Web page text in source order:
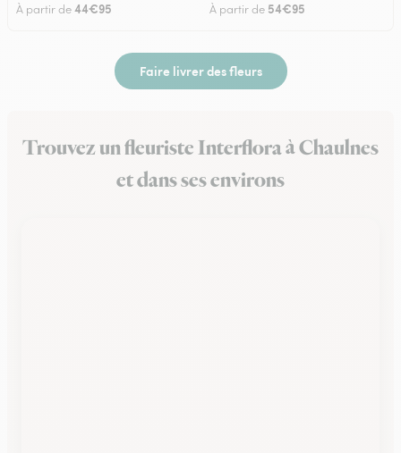
À partir de44€95 À partir de 54€95
Faire livrer des fleurs
Trouvez un fleuriste Interflora à Chaulnes
et dans ses environs